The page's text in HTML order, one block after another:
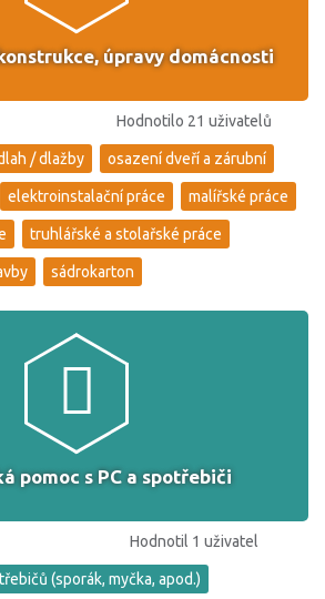
úpravy domácnosti
Hodnotilo 21 uživatelů
/ dlažby osazení dveří a zárubní
elektroinstalační práce malířské práce
truhlářské a stolařské práce
sádrokarton
pomoc s PC a spotřebiči
Hodnotil 1 uživatel
(sporák, myčka, apod.)